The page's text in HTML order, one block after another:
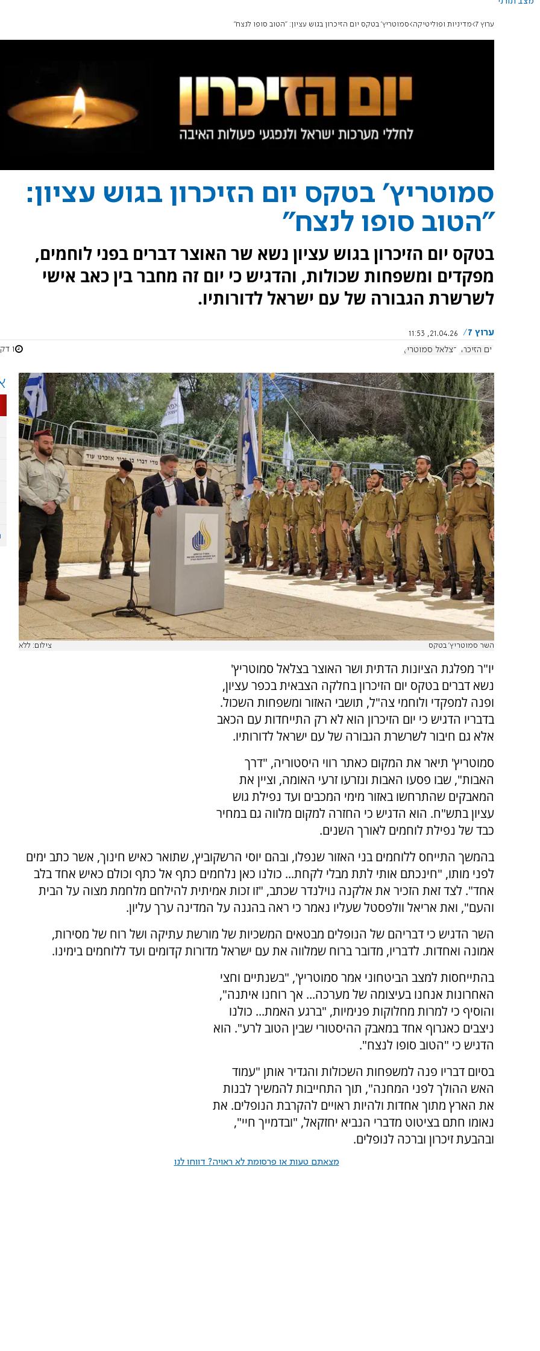
ערוץ 7 מדיניות ופוליטיקה סמוטריץ' בטקס יום הזיכרון בגוש עציון: "הטוב סופו לנצח"
סמוטריץ' בטקס יום הזיכרון בגוש עציון:
"הטוב סופו לנצח"
בטקס יום הזיכרון בגוש עציון נשא שר האוצר דברים בפני לוחמים,
מפקדים ומשפחות שכולות, והדגיש כי יום זה מחבר בין כאב אישי
לשרשרת הגבורה של עם ישראל לדורותיו.
ערוץ 7
21.04.26, 11:53
יום הזיכרון
בצלאל סמוטריץ' 1 דקות
השר סמוטריץ' בטקס צילום: ללא
יו"ר מפלגת הציונות הדתית ושר האוצר בצלאל סמוטריץ'
נשא דברים בטקס יום הזיכרון בחלקה הצבאית בכפר עציון,
ופנה למפקדי ולוחמי צה"ל, תושבי האזור ומשפחות השכול.
בדבריו הדגיש כי יום הזיכרון הוא לא רק התייחדות עם הכאב
אלא גם חיבור לשרשרת הגבורה של עם ישראל לדורותיו.
סמוטריץ' תיאר את המקום כאתר רווי היסטוריה, "דרך
האבות", שבו פסעו האבות ונזרעו זרעי האומה, וציין את
המאבקים שהתרחשו באזור מימי המכבים ועד נפילת גוש
עציון בתש"ח. הוא הדגיש כי החזרה למקום מלווה גם במחיר
כבד של נפילת לוחמים לאורך השנים.
בהמשך התייחס ללוחמים בני האזור שנפלו, ובהם יוסי הרשקוביץ, שתואר כאיש חינוך, אשר כתב ימים
לפני מותו, "חינכתם אותי לתת מבלי לקחת... כולנו כאן נלחמים כתף אל כתף וכולם כאיש אחד בלב
אחד". לצד זאת הזכיר את אלקנה נוילנדר שכתב, "זו זכות אמיתית להילחם מלחמת מצוה על הבית
והעם", ואת אריאל וולפסטל שעליו נאמר כי ראה בהגנה על המדינה ערך עליון.
השר הדגיש כי דבריהם של הנופלים מבטאים המשכיות של מורשת עתיקה ושל רוח של מסירות,
אמונה ואחדות. לדבריו, מדובר ברוח שמלווה את עם ישראל מדורות קדומים ועד ללוחמים בימינו.
בהתייחסות למצב הביטחוני אמר סמוטריץ', "בשנתיים וחצי
האחרונות אנחנו בעיצומה של מערכה... אך רוחנו איתנה",
והוסיף כי למרות מחלוקות פנימיות, "ברגע האמת... כולנו
ניצבים כאגרוף אחד במאבק ההיסטורי שבין הטוב לרע". הוא
הדגיש כי "הטוב סופו לנצח".
בסיום דבריו פנה למשפחות השכולות והגדיר אותן "עמוד
האש ההולך לפני המחנה", תוך התחייבות להמשיך לבנות
את הארץ מתוך אחדות ולהיות ראויים להקרבת הנופלים. את
נאומו חתם בציטוט מדברי הנביא יחזקאל, "ובדמייך חיי",
ובהבעת זיכרון וברכה לנופלים.
מצאתם טעות או פרסומת לא ראויה? דווחו לנו